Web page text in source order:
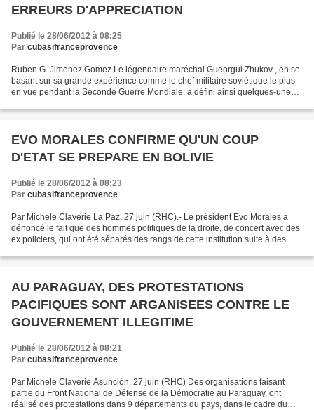
ERREURS D'APPRECIATION
Publié le 28/06/2012 à 08:25
Par cubasifranceprovence
Ruben G. Jimenez Gomez Le légendaire maréchal Gueorgui Zhukov , en se
basant sur sa grande expérience comme le chef militaire soviétique le plus
en vue pendant la Seconde Guerre Mondiale, a défini ainsi quelques-unes
EVO MORALES CONFIRME QU'UN COUP
D'ETAT SE PREPARE EN BOLIVIE
Publié le 28/06/2012 à 08:23
Par cubasifranceprovence
Par Michele Claverie La Paz, 27 juin (RHC).- Le président Evo Morales a
dénoncé le fait que des hommes politiques de la droite, de concert avec des
ex policiers, qui ont été séparés des rangs de cette institution suite à des
AU PARAGUAY, DES PROTESTATIONS
PACIFIQUES SONT ARGANISEES CONTRE LE
GOUVERNEMENT ILLEGITIME
Publié le 28/06/2012 à 08:21
Par cubasifranceprovence
Par Michele Claverie Asunción, 27 juin (RHC) Des organisations faisant
partie du Front National de Défense de la Démocratie au Paraguay, ont
réalisé des protestations dans 9 départements du pays, dans le cadre du